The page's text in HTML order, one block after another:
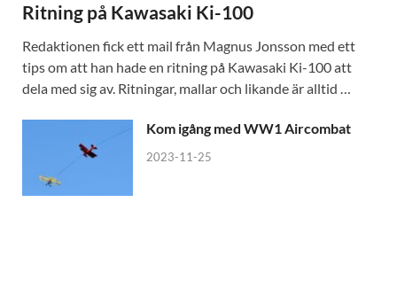
Ritning på Kawasaki Ki-100
Redaktionen fick ett mail från Magnus Jonsson med ett
tips om att han hade en ritning på Kawasaki Ki-100 att
dela med sig av. Ritningar, mallar och likande är alltid …
Kom igång med WW1 Aircombat
2023-11-25